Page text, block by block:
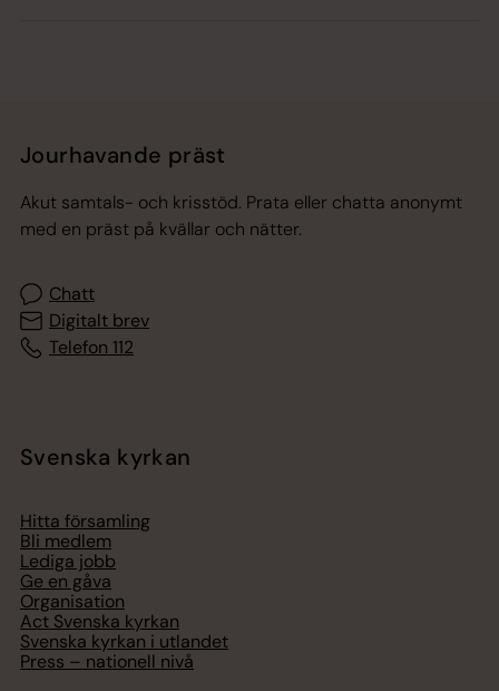
Jourhavande präst
Akut samtals- och krisstöd. Prata eller chatta anonymt
med en präst på kvällar och nätter.
Chatt
Digitalt brev
Telefon 112
Svenska kyrkan
Hitta församling
Bli medlem
Lediga jobb
Ge en gåva
Organisation
Act Svenska kyrkan
Svenska kyrkan i utlandet
Press – nationell nivå